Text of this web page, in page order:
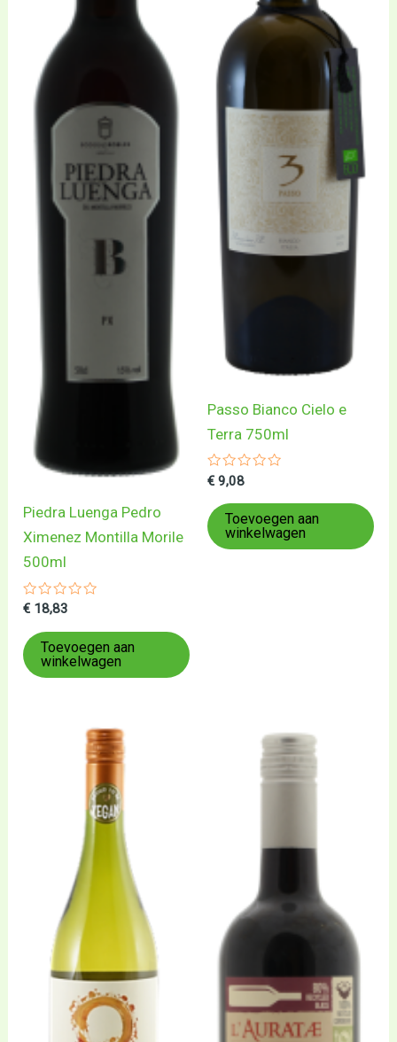
Piedra Luenga Pedro
Ximenez Montilla Morile
500ml
Gewaardeerd
uit
5
€ 18,83
Toevoegen aan
winkelwagen
Passo Bianco Cielo e
Terra 750ml
Gewaardeerd
uit
5
€ 9,08
Toevoegen aan
winkelwagen